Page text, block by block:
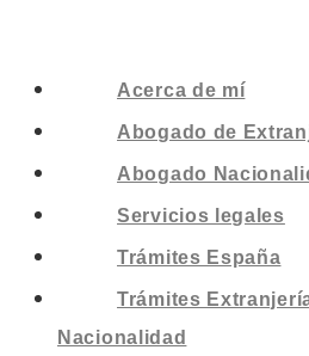
Acerca de mí
Abogado de
Abogado
Servicios legales
Trámites España
Trámites
Nacionalidad